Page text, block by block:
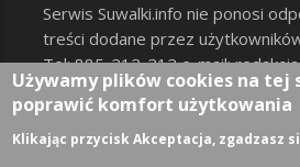
Serwis Suwalki.info nie ponosi
treści dodane przez
Tel: 885-212-212 e-mail:
reklama@suwalki.info
RODO |Cookies
User account menu
Zaloguj
Używamy plików cookies na tej
poprawić komfort użytkowania
Klikając przycisk Akceptacja, zgadzasz